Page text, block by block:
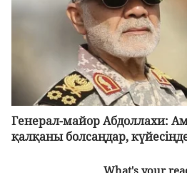
Генерал-майор Абдоллахи:
қалқаны болсаңдар,